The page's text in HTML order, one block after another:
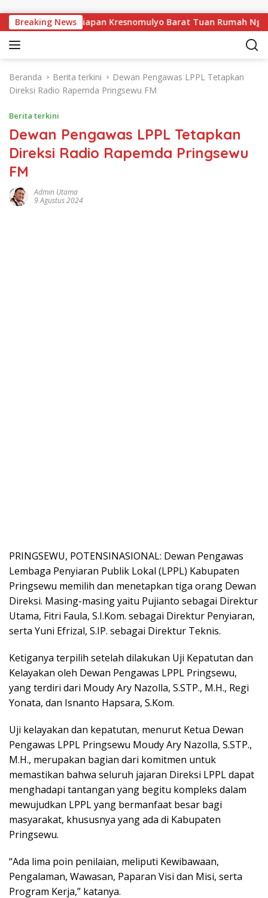
Breaking News
Pekon Persiapan Kresnomulyo Barat Tuan Rumah Ngopi
Beranda Berita terkini
Dewan Pengawas LPPL Tetapkan
Direksi Radio Rapemda Pringsewu FM
Berita terkini
Dewan Pengawas LPPL Tetapkan
Direksi Radio Rapemda Pringsewu
FM
Admin Utama
9 Agustus 2024
PRINGSEWU, POTENSINASIONAL: Dewan Pengawas
Lembaga Penyiaran Publik Lokal (LPPL) Kabupaten
Pringsewu memilih dan menetapkan tiga orang Dewan
Direksi. Masing-masing yaitu Pujianto sebagai Direktur
Utama, Fitri Faula, S.I.Kom. sebagai Direktur Penyiaran,
serta Yuni Efrizal, S.IP. sebagai Direktur Teknis.
Ketiganya terpilih setelah dilakukan Uji Kepatutan dan
Kelayakan oleh Dewan Pengawas LPPL Pringsewu,
yang terdiri dari Moudy Ary Nazolla, S.STP., M.H., Regi
Yonata, dan Isnanto Hapsara, S.Kom.
Uji kelayakan dan kepatutan, menurut Ketua Dewan
Pengawas LPPL Pringsewu Moudy Ary Nazolla, S.STP.,
M.H., merupakan bagian dari komitmen untuk
memastikan bahwa seluruh jajaran Direksi LPPL dapat
menghadapi tantangan yang begitu kompleks dalam
mewujudkan LPPL yang bermanfaat besar bagi
masyarakat, khususnya yang ada di Kabupaten
Pringsewu.
“Ada lima poin penilaian, meliputi Kewibawaan,
Pengalaman, Wawasan, Paparan Visi dan Misi, serta
Program Kerja,” katanya.